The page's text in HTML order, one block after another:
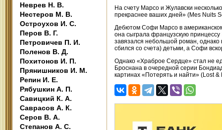
Неврев Н. В.
Нестеров М. В.
Остроухов И. С.
Перов В. Г.
Петровичев П. И.
Поленов В. Д.
Похитонов И. П.
Прянишников И. М.
Репин И. Е.
Рябушкин А. П.
Савицкий К. А.
Саврасов А. К.
Серов В. А.
Степанов А. С.
На счету Марсо и Жулавски
прекраснее ваших дней» (Mes Nuits
Дебютом Софи Марсо в
она сыграла французскую
завязался небольшой роман, однако
сбился со счета) детьми, а Софи
Однако «Храброе Сердце» стал не
Броснана в очередной серии
картинах «Потерять и найти» (Lost